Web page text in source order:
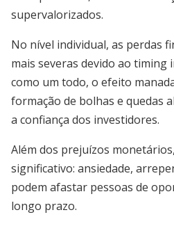
supervalorizados.
No nível individual, as perdas
mais severas devido ao timing
como um todo, o efeito
formação de bolhas e quedas
a confiança dos investidores.
Além dos prejuízos
significativo: ansiedade,
podem afastar pessoas de
longo prazo.